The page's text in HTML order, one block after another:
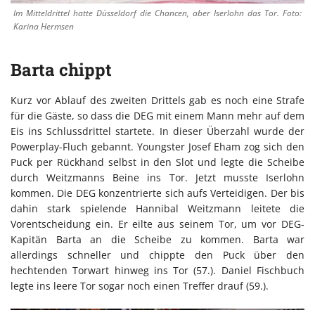
Im Mitteldrittel hatte Düsseldorf die Chancen, aber Iserlohn das Tor. Foto:
Karina Hermsen
Barta chippt
Kurz vor Ablauf des zweiten Drittels gab es noch eine Strafe
für die Gäste, so dass die DEG mit einem Mann mehr auf dem
Eis ins Schlussdrittel startete. In dieser Überzahl wurde der
Powerplay-Fluch gebannt. Youngster Josef Eham zog sich den
Puck per Rückhand selbst in den Slot und legte die Scheibe
durch Weitzmanns Beine ins Tor. Jetzt musste Iserlohn
kommen. Die DEG konzentrierte sich aufs Verteidigen. Der bis
dahin stark spielende Hannibal Weitzmann leitete die
Vorentscheidung ein. Er eilte aus seinem Tor, um vor DEG-
Kapitän Barta an die Scheibe zu kommen. Barta war
allerdings schneller und chippte den Puck über den
hechtenden Torwart hinweg ins Tor (57.). Daniel Fischbuch
legte ins leere Tor sogar noch einen Treffer drauf (59.).